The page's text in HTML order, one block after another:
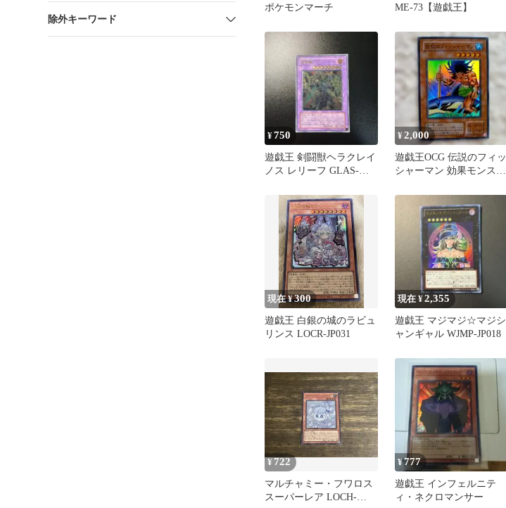
除外キーワード
ポケモンマーチ
ME-73【遊戯王】
¥750
遊戯王 剣闘獣ヘラクレイ
ノス レリーフ GLAS-
¥2,000
遊戯王OCG 伝説のフィッ
シャーマン 効果モンスタ
現在 ¥300
遊戯王 白銀の城のラビュ
リンス LOCR-JP031
現在 ¥2,355
遊戯王 マジマジ☆マジシ
ャンギャル WJMP-JP018
¥ 722
マルチャミー・フワロス
スーパーレア LOCH-
¥777
遊戯王 インフェルニテ
ィ・ネクロマンサー